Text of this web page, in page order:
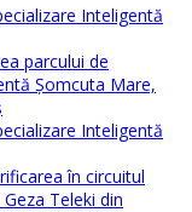
Inteligentă
parcului de
Șomcuta Mare,
Inteligentă
în circuitul
Teleki din